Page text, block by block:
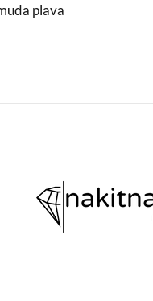
plava